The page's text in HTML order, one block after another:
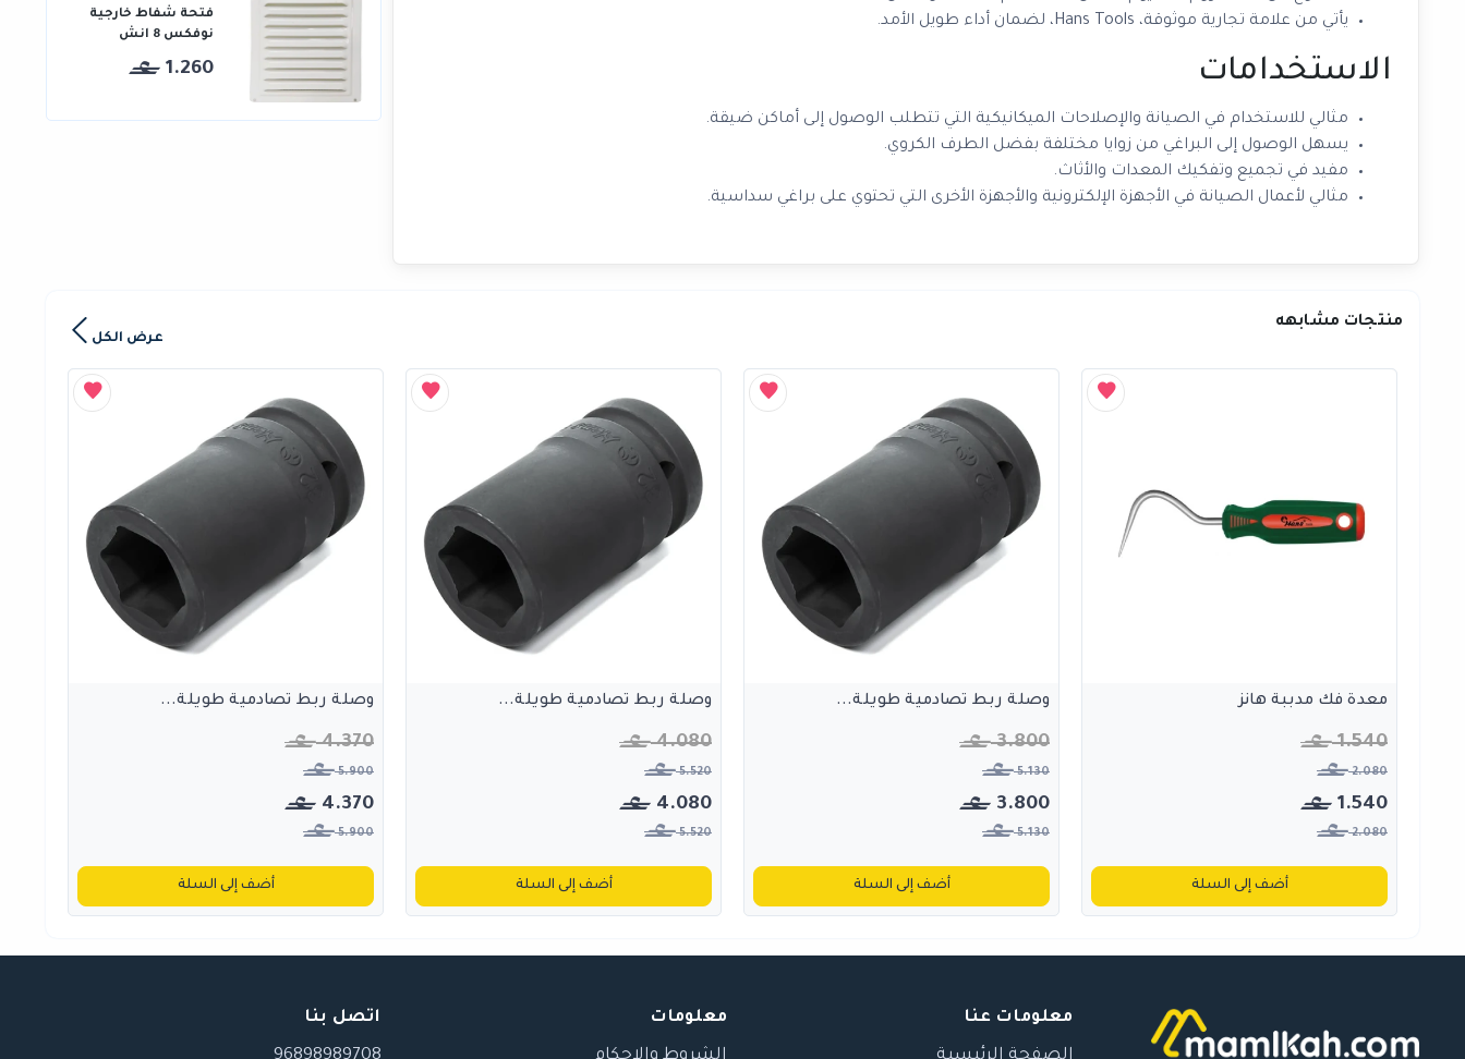
يأتي من علامة تجارية موثوقة، Hans Tools، لضمان أداء طويل الأمد.
الاستخدامات
مثالي للاستخدام في الصيانة والإصلاحات الميكانيكية التي تتطلب الوصول إلى أماكن ضيقة.
يسهل الوصول إلى البراغي من زوايا مختلفة بفضل الطرف الكروي.
مفيد في تجميع وتفكيك المعدات والأثاث.
مثالي لأعمال الصيانة في الأجهزة الإلكترونية والأجهزة الأخرى التي تحتوي على براغي سداسية.
فتحة شفاط خارجية
نوفكس 8 انش
1.260
منتجات مشابهه
عرض الكل
معدة فك مدببة هانز
1.540
2.080
1.540
2.080
أضف إلى السلة
وصلة ربط تصادمية طويلة...
3.800
5.130
3.800
5.130
أضف إلى السلة
وصلة ربط تصادمية طويلة...
4.080
5.520
4.080
5.520
أضف إلى السلة
وصلة ربط تصادمية طويلة...
4.370
5.900
4.370
5.900
أضف إلى السلة
معلومات عنا معلومات اتصل بنا